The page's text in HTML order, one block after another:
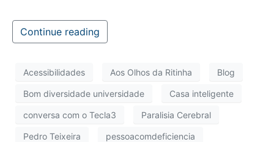
Continue reading
Acessibilidades Aos Olhos da Ritinha Blog
Bom diversidade universidade Casa inteligente
conversa com o Tecla3 Paralisia Cerebral
Pedro Teixeira pessoacomdeficiencia